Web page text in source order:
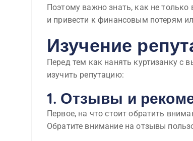
Поэтому важно знать, как не
и привести к финансовым потерям
Изучение
Перед тем как нанять куртизанку с
изучить репутацию:
1. Отзывы и
Первое, на что стоит обратить
Обратите внимание на отзывы